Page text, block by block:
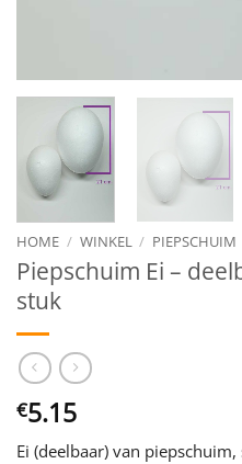
HOME / WINKEL / PIEPSCHUIM
Piepschuim Ei –
stuk
€5.15
Ei (deelbaar) van